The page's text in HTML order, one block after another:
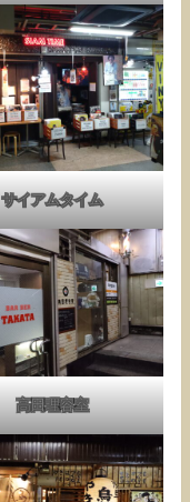
サイアムタイム
高田理容室